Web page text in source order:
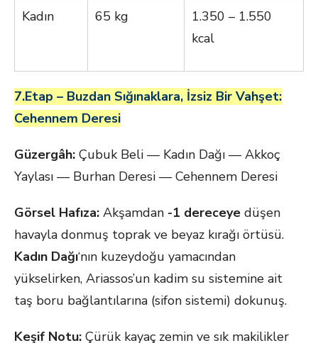
Kadın 65 kg
1.350 – 1.550
kcal
7.Etap – Buzdan Sığınaklara, İzsiz Bir Vahşet:
Cehennem Deresi
Güzergâh: Çubuk Beli — Kadın Dağı — Akkoç
Yaylası — Burhan Deresi — Cehennem Deresi
Görsel Hafıza: Akşamdan -1 dereceye düşen
havayla donmuş toprak ve beyaz kırağı örtüsü.
Kadın Dağı‘nın kuzeydoğu yamacından
yükselirken, Ariassos’un kadim su sistemine ait
taş boru bağlantılarına (sifon sistemi) dokunuş.
Keşif Notu: Çürük kayaç zemin ve sık makilikler